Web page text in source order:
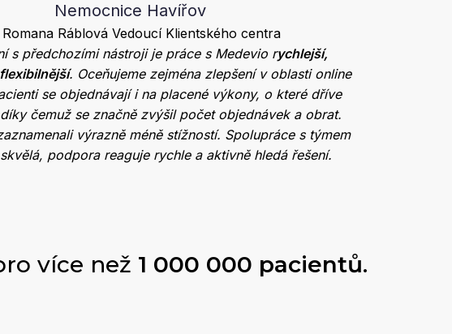
Nemocnice Havířov
Romana Ráblová Vedoucí Klientského centra
s předchozími nástroji je práce s Medevio rychlejší,
. Oceňujeme zejména zlepšení v oblasti online
se objednávají i na placené výkony, o které dříve
čemuž se značně zvýšil počet objednávek a obrat.
výrazně méně stížností. Spolupráce s týmem
podpora reaguje rychle a aktivně hledá řešení.
více než 1 000 000 pacientů.